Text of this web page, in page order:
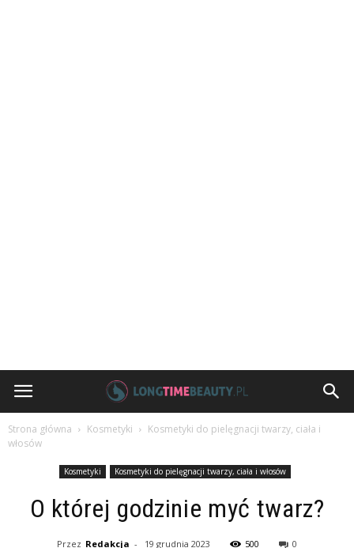
Strona główna Kosmetyki
Kosmetyki do pielęgnacji twarzy, ciała i
włosów
Kosmetyki Kosmetyki do pielęgnacji twarzy, ciała i włosów
O której godzinie myć twarz?
Przez Redakcja - 19 grudnia 2023 500 0